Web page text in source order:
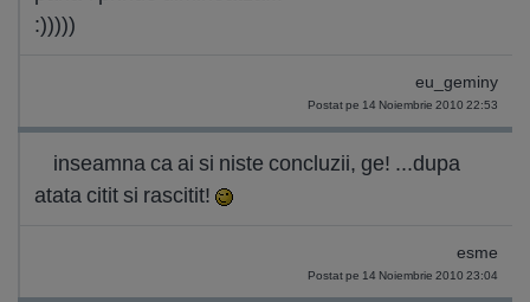
:)))))
eu_geminy
Postat pe 14 Noiembrie 2010 22:53
inseamna ca ai si niste concluzii, ge! ...dupa
atata citit si rascitit!
esme
Postat pe 14 Noiembrie 2010 23:04